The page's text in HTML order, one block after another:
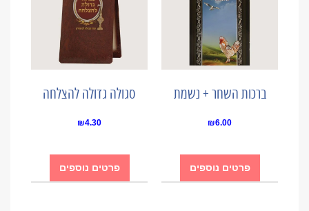
ברכות השחר + נשמת
₪6.00
פרטים נוספים
סגולה גדולה להצלחה
₪4.30
פרטים נוספים